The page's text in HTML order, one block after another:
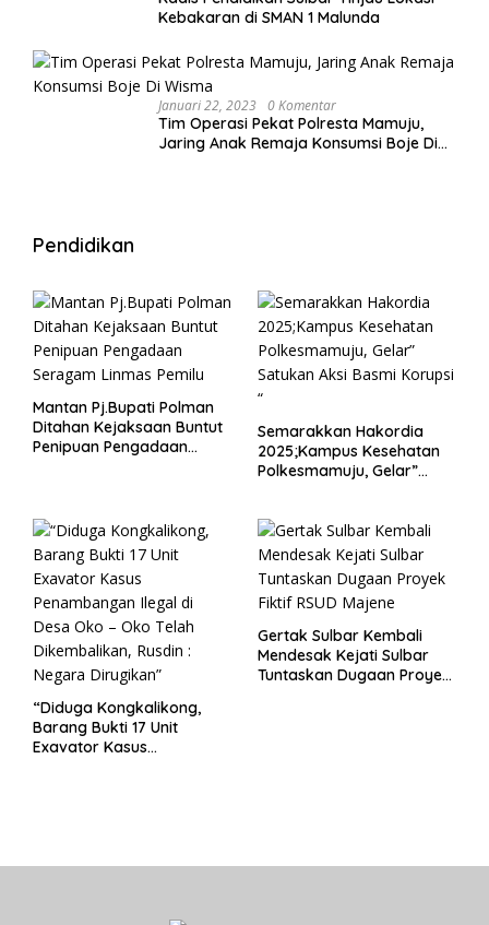
Kebakaran di SMAN 1 Malunda
Januari 22, 2023 0 Komentar
Tim Operasi Pekat Polresta Mamuju,
Jaring Anak Remaja Konsumsi Boje Di
Pendidikan
Mantan Pj.Bupati Polman
Ditahan Kejaksaan Buntut
Penipuan Pengadaan
Semarakkan Hakordia
2025;Kampus Kesehatan
Polkesmamuju, Gelar”
“Diduga Kongkalikong,
Barang Bukti 17 Unit
Exavator Kasus
Gertak Sulbar Kembali
Mendesak Kejati Sulbar
Tuntaskan Dugaan Proyek